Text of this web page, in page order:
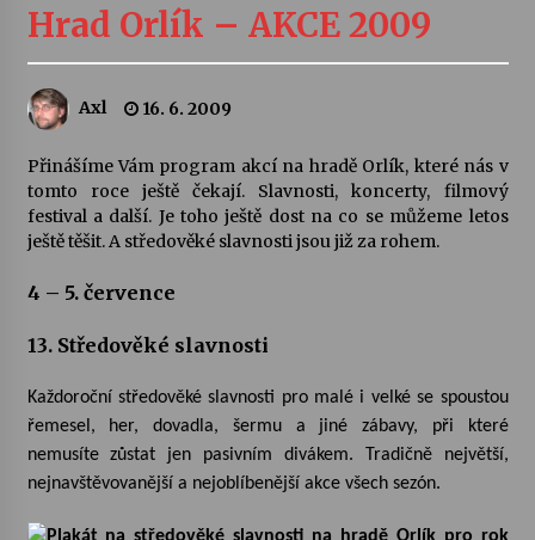
Sukuba Ensemble
4. 8. 2026
Vernisáž výstavy Josefíny Duškové: Stávám se
kapkou
Veselí muzikanti
30. 7. 2026
šedesátka: 28. 7.–1. 8. 2026
Letní koncerty ve Stromovce: Kolchoz a
Jenakaši
28. 7. 2026
Votavžatský ploty
Hrad Orlík – AKCE 2009
Axl 16. 6. 2009
Přinášíme Vám program akcí na hradě Orlík, které nás v
tomto roce ještě čekají. Slavnosti, koncerty, filmový
festival a další. Je toho ještě dost na co se můžeme letos
ještě těšit. A středověké slavnosti jsou již za rohem.
4 – 5. července
13. Středověké slavnosti
Každoroční středověké slavnosti pro malé i velké se spoustou
řemesel, her, dovadla, šermu a jiné zábavy, při které
nemusíte zůstat jen pasivním divákem. Tradičně největší,
nejnavštěvovanější a nejoblíbenější akce všech sezón.